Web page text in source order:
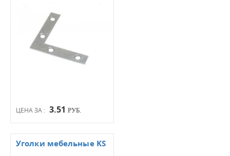
ЦЕНА ЗА : 3.51 РУБ.
Уголки мебельные KS